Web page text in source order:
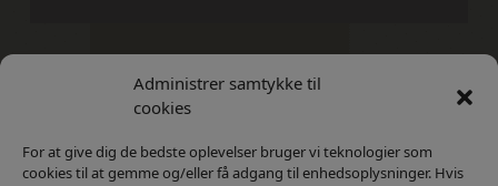
Administrer samtykke til
cookies
For at give dig de bedste oplevelser bruger vi teknologier som
cookies til at gemme og/eller få adgang til enhedsoplysninger. Hvis
Kontakt